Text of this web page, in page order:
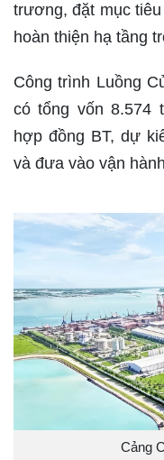
trương, đặt mục
hoàn thiện hạ tầng
Công trình Luồng
có tổng vốn 8.574
hợp đồng BT, dự
và đưa vào vận
Cảng